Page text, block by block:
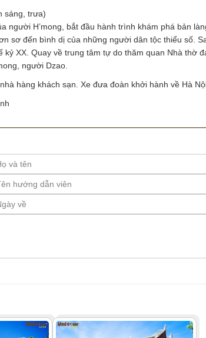
trưa)
người H’mong, bắt đầu hành trình khám phá bản
sơ đến bình dị của những người dân tộc thiểu số.
XX. Quay về trung tâm tự do thăm quan Nhà thờ
người Dzao.
hàng khách sạn. Xe đưa đoàn khởi hành về Hà
Người lớn
Đặt tour